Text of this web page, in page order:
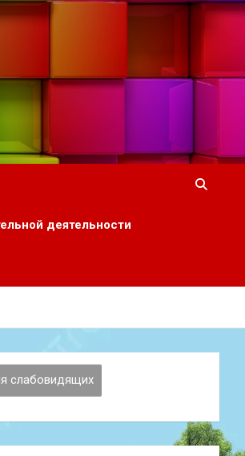
деятельности
слабовидящих